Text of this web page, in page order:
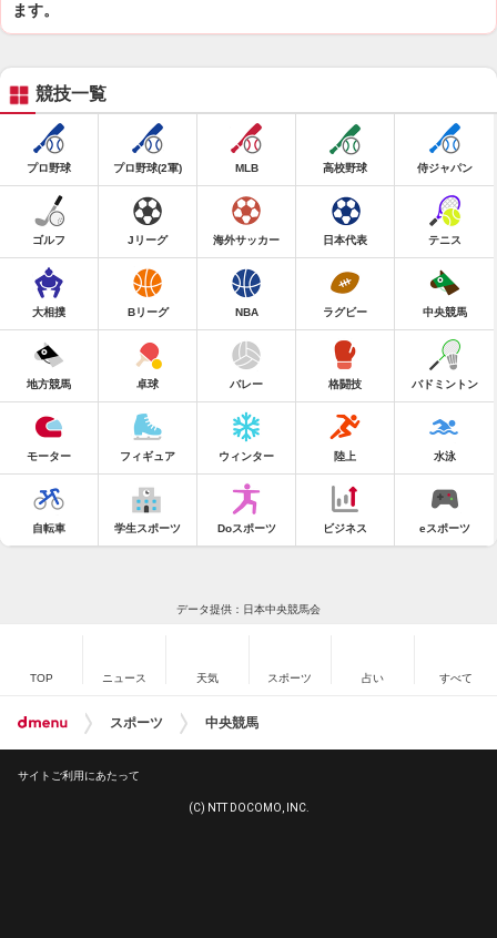
ます。
競技一覧
プロ野球 プロ野球(2軍) MLB 高校野球 侍ジャパン
ゴルフ Jリーグ 海外サッカー 日本代表 テニス
大相撲 Bリーグ NBA ラグビー 中央競馬
地方競馬 卓球 バレー 格闘技 バドミントン
モーター フィギュア ウィンター 陸上 水泳
自転車 学生スポーツ Doスポーツ ビジネス eスポーツ
データ提供：日本中央競馬会
TOP ニュース 天気 スポーツ 占い すべて
スポーツ 中央競馬
サイトご利用にあたって
(C) NTT DOCOMO, INC.